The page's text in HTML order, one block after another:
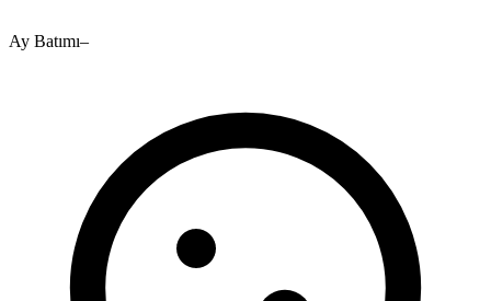
Ay Batımı–